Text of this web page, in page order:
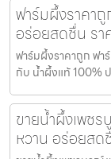
ฟาร์มผึ้งราคา
อร่อยสดชื่น รา
ฟาร์มผึ้งราคาถูก ฟา
กับ น้ำผึ้งแท้ 100%
ขายน้ำผึ้งเพช
หวาน อร่อยสด